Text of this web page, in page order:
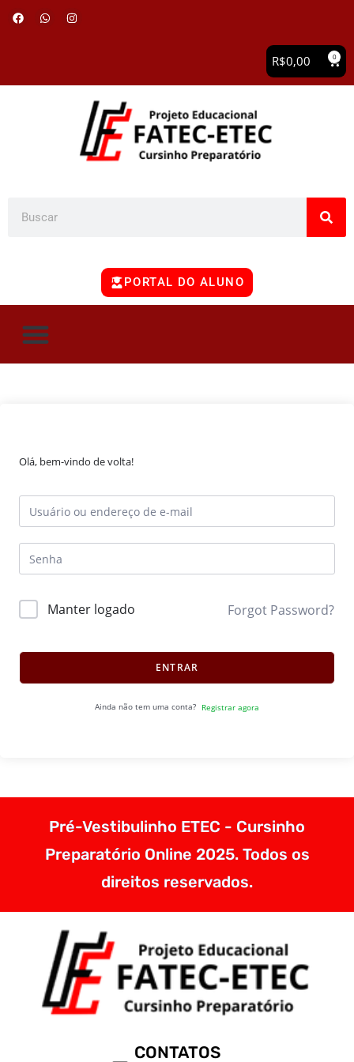
R$0,00 0
PORTAL DO ALUNO
Olá, bem-vindo de volta!
Manter logado Forgot Password?
ENTRAR
Ainda não tem uma conta? Registrar agora
Pré-Vestibulinho ETEC - Cursinho
Preparatório Online 2025. Todos os
direitos reservados.
CONTATOS